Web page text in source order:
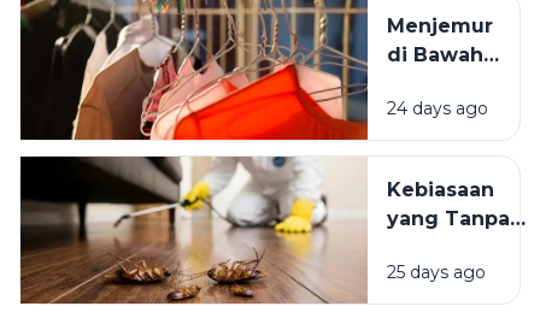
Tinggal yang
Bersih
Kesejahteraan
Kita?
Menjemur
di Bawah
atau Di
Tempat
Mana yang
Lebih
24 days ago
Kebiasaan
yang Tanpa
Mengundang
Kecoak,
25 days ago